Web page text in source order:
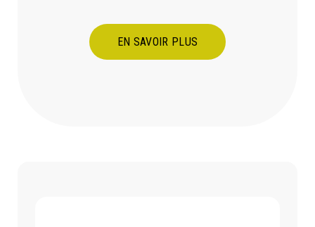
EN SAVOIR PLUS